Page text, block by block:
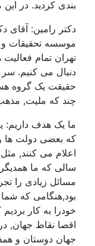
بندی کردید. در این
دکتر رامین: آقای
موسسه تحقیقات و هلو
تهران تمام فعالیت
دنبال می کنیم. سر
حقیقت یک گروه
چند که ملیت, مذهب,
ما یک هدف داریم:
که بعضی دولت ها و
اعلام می کنند, مثل
سالی که ما همدیگر
مسائل زیادی را
بود,هنگامی که شما
خودرا به کار بردیم
اقصا نقاط جهان, در
جهان دوستان و